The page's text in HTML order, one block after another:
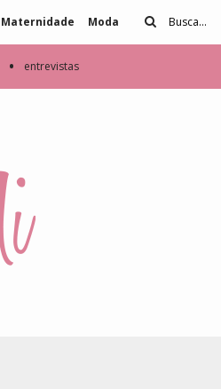
Maternidade Moda
• entrevistas